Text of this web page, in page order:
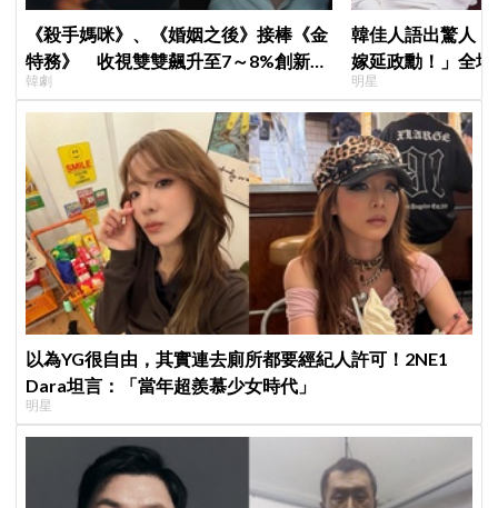
《殺手媽咪》、《婚姻之後》接棒《金
特務》 收視雙雙飆升至7～8%創新
高！
韓劇
韓佳人語出驚人
嫁延政勳！」全
實原因笑翻
明星
以為YG很自由，其實連去廁所都要經紀人許可！2NE1
Dara坦言：「當年超羨慕少女時代」
明星